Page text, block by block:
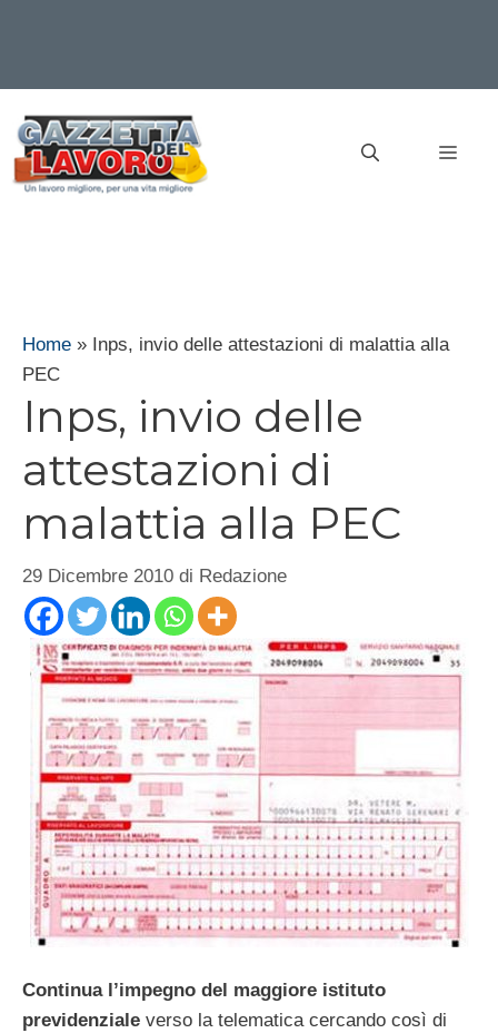
contenuto
Home » Inps, invio delle attestazioni di malattia alla
PEC
Inps, invio delle
attestazioni di
malattia alla PEC
29 Dicembre 2010 di Redazione
Continua l’impegno del maggiore istituto
previdenziale verso la telematica cercando così di